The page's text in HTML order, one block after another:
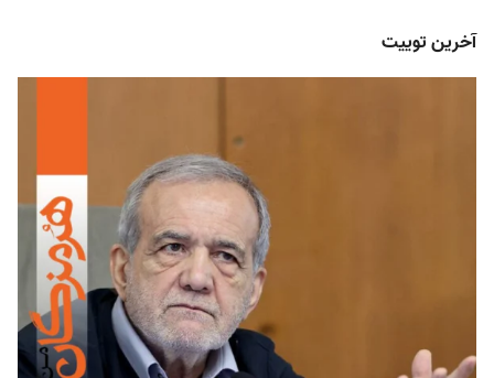
آخرین توییت